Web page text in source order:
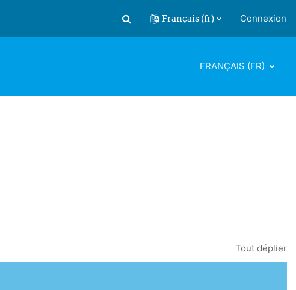
Activer/désactiver la saisie de
Français ‎(fr)‎ Connexion
FRANÇAIS ‎(FR)‎
Tout déplier